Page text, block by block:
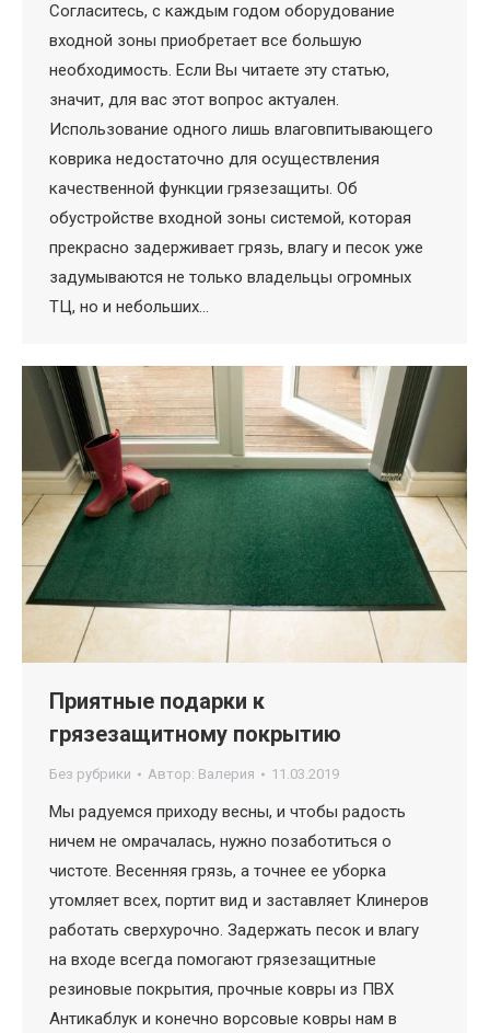
Согласитесь, с каждым годом оборудование
входной зоны приобретает все большую
необходимость. Если Вы читаете эту статью,
значит, для вас этот вопрос актуален.
Использование одного лишь влаговпитывающего
коврика недостаточно для осуществления
качественной функции грязезащиты. Об
обустройстве входной зоны системой, которая
прекрасно задерживает грязь, влагу и песок уже
задумываются не только владельцы огромных
ТЦ, но и небольших…
Приятные подарки к
грязезащитному покрытию
Без рубрики Автор: Валерия 11.03.2019
Мы радуемся приходу весны, и чтобы радость
ничем не омрачалась, нужно позаботиться о
чистоте. Весенняя грязь, а точнее ее уборка
утомляет всех, портит вид и заставляет Клинеров
работать сверхурочно. Задержать песок и влагу
на входе всегда помогают грязезащитные
резиновые покрытия, прочные ковры из ПВХ
Антикаблук и конечно ворсовые ковры нам в